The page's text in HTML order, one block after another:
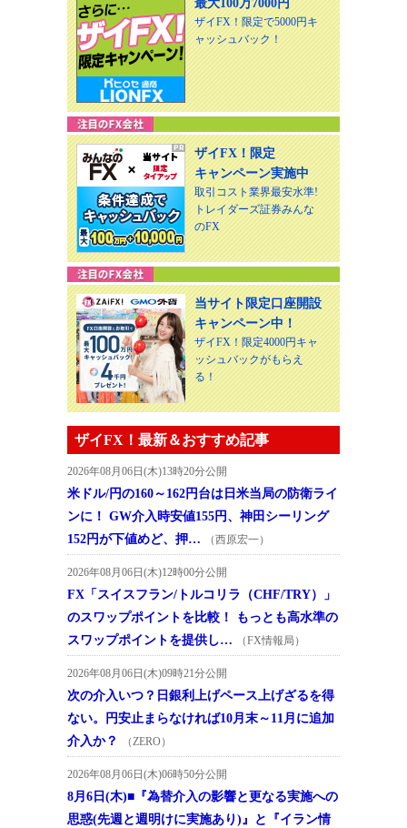
最大100万7000円
ザイFX！限定で5000円キ
ャッシュバック！
ザイFX！限定
キャンペーン実施中
取引コスト業界最安水準!
トレイダーズ証券みんな
のFX
当サイト限定口座開設
キャンペーン中！
ザイFX！限定4000円キャ
ッシュバックがもらえ
る！
ザイFX！最新＆おすすめ記事
2026年08月06日(木)13時20分公開
米ドル/円の160～162円台は日米当局の防衛ライ
ンに！ GW介入時安値155円、神田シーリング
152円が下値めど、押…
（西原宏一）
2026年08月06日(木)12時00分公開
FX「スイスフラン/トルコリラ（CHF/TRY）」
のスワップポイントを比較！ もっとも高水準の
スワップポイントを提供し…
（FX情報局）
2026年08月06日(木)09時21分公開
次の介入いつ？日銀利上げペース上げざるを得
ない。円安止まらなければ10月末～11月に追加
介入か？
（ZERO）
2026年08月06日(木)06時50分公開
8月6日(木)■『為替介入の影響と更なる実施への
思惑(先週と週明けに実施あり)』と『イラン情